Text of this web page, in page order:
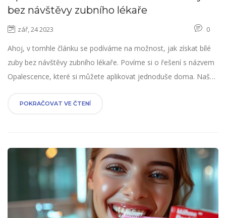
bez návštěvy zubního lékaře
zář, 24 2023 0
Ahoj, v tomhle článku se podíváme na možnost, jak získat bílé
zuby bez návštěvy zubního lékaře. Povíme si o řešení s názvem
Opalescence, které si můžete aplikovat jednoduše doma. Naše
Pojďme se tedy podívat, jak to všechno funguje a jaké případné
POKRAČOVAT VE ČTENÍ